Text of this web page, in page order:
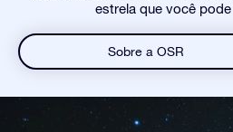
estrela que você pode
Sobre a OSR